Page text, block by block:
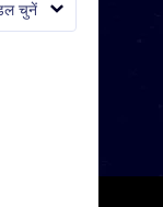
चुनें